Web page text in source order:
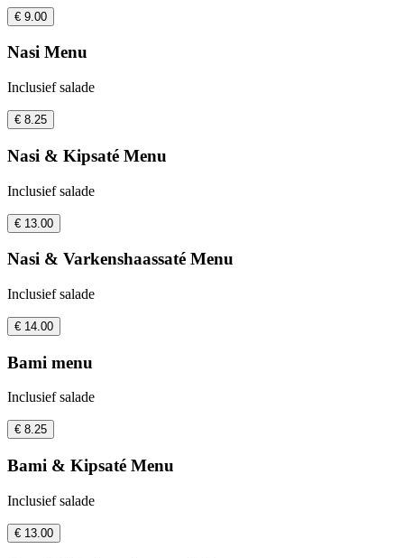
€ 9.00
Nasi Menu
Inclusief salade
€ 8.25
Nasi & Kipsaté Menu
Inclusief salade
€ 13.00
Nasi & Varkenshaassaté Menu
Inclusief salade
€ 14.00
Bami menu
Inclusief salade
€ 8.25
Bami & Kipsaté Menu
Inclusief salade
€ 13.00